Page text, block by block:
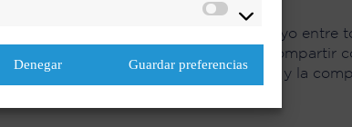
Denegar Guardar preferencias
del torneo también destaca el apoyo entre
y el trabajo en equipo: “He podido compartir
su juego. Yo me quedo con la actitud y la